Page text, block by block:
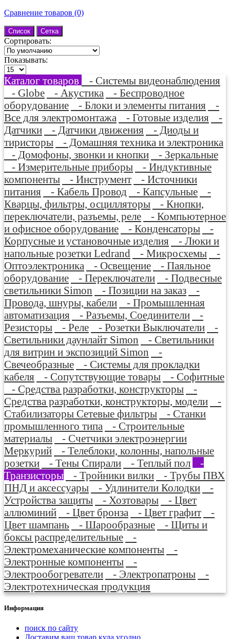
Сравнение товаров (0)
Список Сетка
Сортировать:
Показывать:
Каталог товаров
- Системы видеонаблюдения
- Globe
- Акустика
- Беспроводное
оборудование
- Блоки и элементы питания
-
Все для электромонтажа
- Готовые изделия
-
Датчики
- Датчики движения
- Диоды и
тиристоры
- Домашняя техника и электроника
- Домофоны, звонки и кнопки
- Зеркальные
- Измерительные приборы
- Индуктивные
компоненты
- Инструмент
- Источники
питания
- Кабель Провод - Капсульные
-
Кварцы, фильтры, осцилляторы
- Кнопки,
переключатели, разъемы, реле
- Компьютерное
и офисное оборудование
- Конденсаторы
-
Корпусные и установочные изделия
- Люки и
напольные розетки Ledrand
- Микросхемы
-
Оптоэлектроника
- Освещение
- Паяльное
оборудование
- Переключатели
- Подвесные
светильники Simon
- Позиции на заказ
-
Провода, шнуры, кабели
- Промышленная
автоматизация
- Разъемы, Соединители
-
Резисторы
- Реле - Розетки Выключатели
-
Светильники даунлайт Simon
- Светильники
для витрин и экспозиций Simon
-
Свечеобразные
- Системы для прокладки
кабеля
- Сопутствующие товары
- Софитные
- Средства разработки, конструкторы
-
Средства разработки, конструкторы, модели
-
Стабилизаторы Сетевые фильтры
- Станки
промышленного типа
- Строительные
материалы
- Счетчики электроэнергии
Меркурий
- Телеблоки, колонны, напольные
розетки
- Тены Спирали - Теплый пол
-
Транзисторы
- Тройники вилки
- Трубы ПВХ
ПНД и аксессуары
- Удлинители Колодки
-
Устройства защиты
- Хозтовары
- Цвет
аллюминий
- Цвет бронза - Цвет графит
-
Цвет шампань
- Шарообразные
- Щиты и
боксы распределительные
-
Электромеханические компоненты
-
Электронные компоненты
-
Электрообогреватели
- Электропатроны
-
Электротехническая продукция
Информация
поиск по сайту
Доставим ваш товар куда угодно